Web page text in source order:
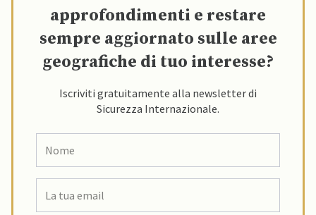
approfondimenti e restare
sempre aggiornato sulle aree
geografiche di tuo interesse?
Iscriviti gratuitamente alla newsletter di
Sicurezza Internazionale.